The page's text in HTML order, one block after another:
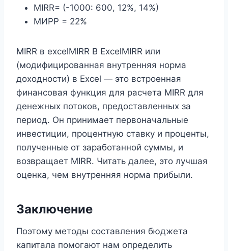
MIRR= (-1000: 600, 12%, 14%)
МИРР = 22%
MIRR в excelMIRR В ExcelMIRR или
(модифицированная внутренняя норма
доходности) в Excel — это встроенная
финансовая функция для расчета MIRR для
денежных потоков, предоставленных за
период. Он принимает первоначальные
инвестиции, процентную ставку и проценты,
полученные от заработанной суммы, и
возвращает MIRR. Читать далее, это лучшая
оценка, чем внутренняя норма прибыли.
Заключение
Поэтому методы составления бюджета
капитала помогают нам определить